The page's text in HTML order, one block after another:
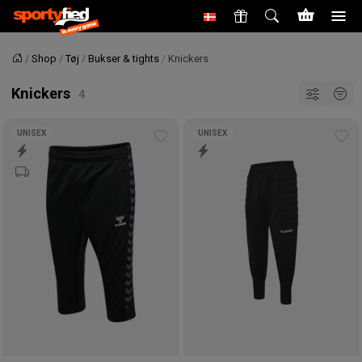
Forside
Shop Tøj Bukser & tights Knickers
Knickers
UNISEX UNISEX